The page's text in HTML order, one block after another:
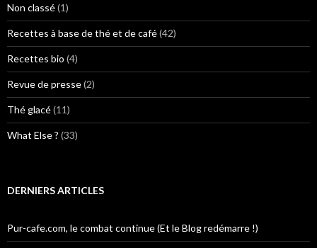
Non classé(1)
Recettes à base de thé et de café(42)
Recettes bio (4)
Revue de presse(2)
Thé glacé(11)
What Else ? (33)
DERNIERS ARTICLES
Pur-cafe.com, le combat continue (Et le Blog redémarre !)